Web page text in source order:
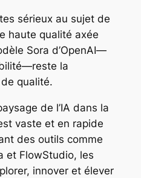
sérieux au sujet de
haute qualité axée
Sora d’OpenAI—
la
qualité.
de l’IA dans la
vaste et en rapide
des outils comme
et FlowStudio, les
innover et élever